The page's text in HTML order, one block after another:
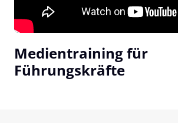
Medientraining für
Führungskräfte